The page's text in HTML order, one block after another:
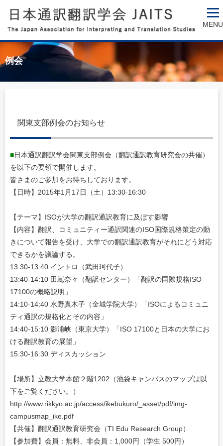
MENU
例会
関東支部例会のお知らせ
■日本通訳翻訳学会関東支部例会（翻訳通訳教育研究会の共催）
を以下の要領で開催します。
皆さまのご参加をお待ちしております。
【日時】2015年1月17日（土）13:30-16:30
【テーマ】ISOが大学の翻訳通訳教育に及ぼす影響
【内容】翻訳、コミュニティー通訳関連のISO国際規格策定の動
きについて報告を受け、大学での翻訳通訳教育がそれにどう対応
できるかを議論する。
13:30-13:40 イントロ（武田珂代子）
13:40-14:10 田嶌奈々（翻訳センター）「翻訳の国際規格ISO
17100の概略説明」
14:10-14:40 水野真木子（金城学院大学）「ISOによるコミュニ
ティ通訳の規格化とその内容」
14:40-15:10 影浦峡（東京大学）「ISO 17100と日本の大学にお
ける翻訳教育の展望」
15:30-16:30 ディスカッション
【場所】立教大学本館２階1202（池袋キャンパスのマップは以
下をご覧ください。）
http://www.rikkyo.ac.jp/access/ikebukuro/_asset/pdf/img-
campusmap_ike.pdf
【共催】翻訳通訳教育研究会（TI Edu Research Group）
【参加費】会員：無料、非会員：1,000円（学生 500円）